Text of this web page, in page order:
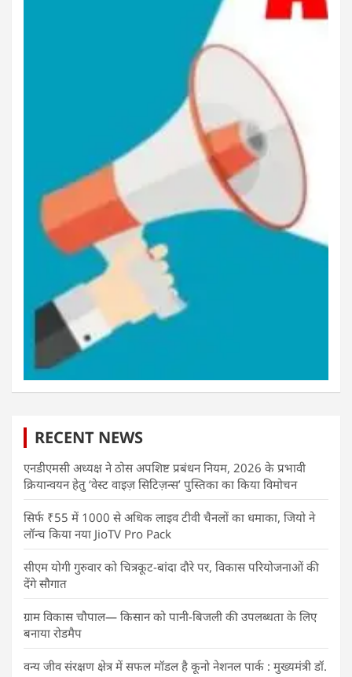
RECENT NEWS
एनडीएमसी अध्यक्ष ने ठोस अपशिष्ट प्रबंधन नियम, 2026 के प्रभावी
क्रियान्वयन हेतु ‘वेस्ट वाइज़ सिटिज़न्स’ पुस्तिका का किया विमोचन
सिर्फ ₹55 में 1000 से अधिक लाइव टीवी चैनलों का धमाका, जियो ने
लॉन्च किया नया JioTV Pro Pack
सीएम योगी गुरुवार को चित्रकूट-बांदा दौरे पर, विकास परियोजनाओं की
देंगे सौगात
ग्राम विकास चौपाल— किसान को पानी-बिजली की उपलब्धता के लिए
बनाया रोडमैप
वन्य जीव संरक्षण क्षेत्र में सफल मॉडल है कूनो नेशनल पार्क : मुख्यमंत्री डॉ.